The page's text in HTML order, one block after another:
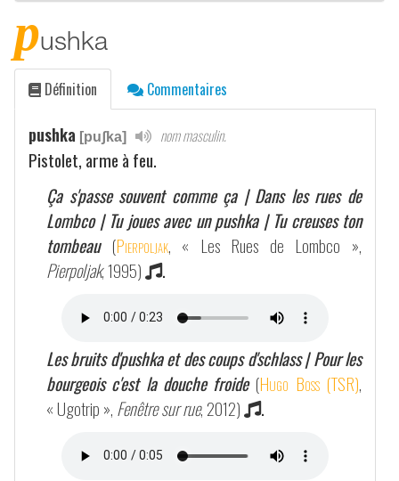
pushka
Définition Commentaires
pushka [puʃka] nom masculin.
Pistolet, arme à feu.
Ça s'passe souvent comme ça | Dans les rues de
Lombco | Tu joues avec un pushka | Tu creuses ton
tombeau (Pierpoljak, « Les Rues de Lombco »,
Pierpoljak, 1995) .
Les bruits d'pushka et des coups d'schlass | Pour les
bourgeois c'est la douche froide (Hugo Boss (TSR),
« Ugotrip », Fenêtre sur rue, 2012) .